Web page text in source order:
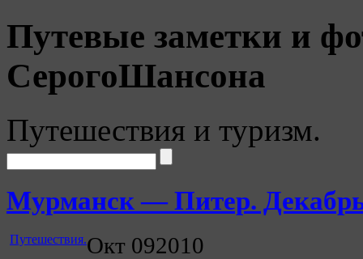
Путевые заметки и
СерогоШансона
Путешествия и туризм.
Мурманск — Питер. Декабрь
Путешествия.Окт 092010